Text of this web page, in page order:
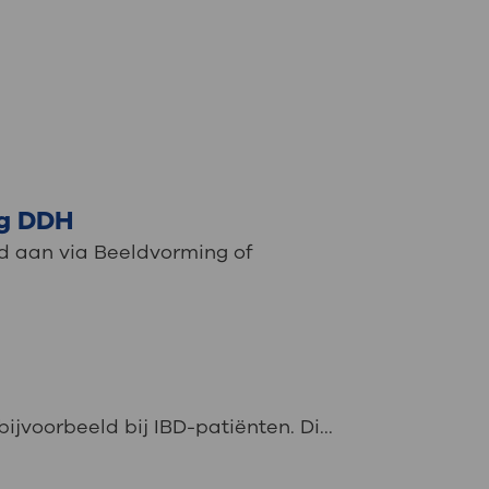
DDH
aan via Beeldvorming of
bij IBD-patiënten. Di...